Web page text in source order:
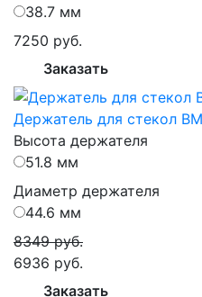
38.7 мм
7250 руб.
Заказать
Держатель для стекол
Высота держателя
51.8 мм
Диаметр держателя
44.6 мм
8349 руб.
6936 руб.
Заказать